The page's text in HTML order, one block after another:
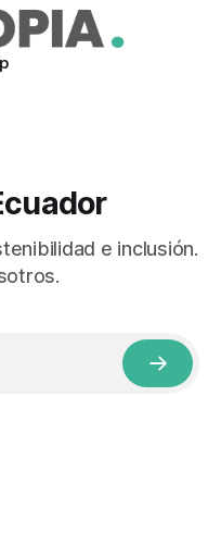
e inclusión.